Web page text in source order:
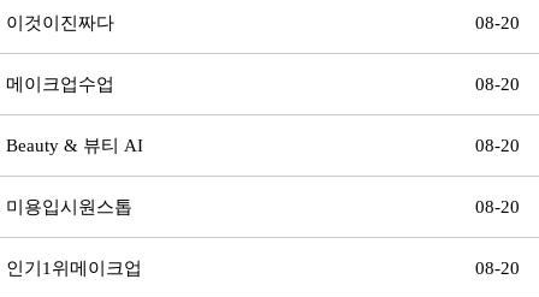
이것이진짜다 08-20
메이크업수업 08-20
Beauty & 뷰티 AI 08-20
미용입시원스톱 08-20
인기1위메이크업 08-20